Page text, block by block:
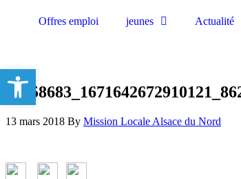
Offres emploi jeunes Actualité
13 mars 2018 By Mission Locale Alsace du Nord
Ouvrir la barre d’outils